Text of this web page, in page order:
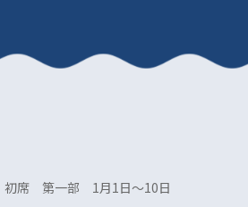
席 第一部 1月1日～10日